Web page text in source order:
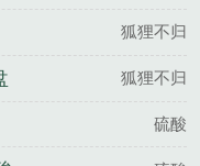
狐狸不归
狐狸不归
硫酸